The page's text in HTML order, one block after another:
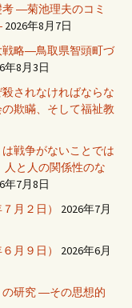
―菊池理夫のコミ
2026年8月7日
戦略―鳥取県智頭町づ
年8月3日
されなければならな
欺瞞、そして福祉教
戦争がないことでは
と人の関係性のな
年7月8日
月２日）
2026年7月
月９日）
2026年6月
研究 ―その思想的